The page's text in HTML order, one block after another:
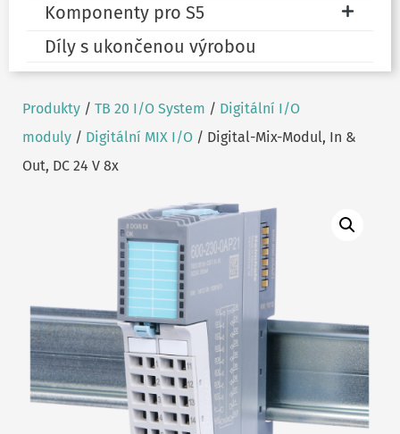
Komponenty pro S5
Díly s ukončenou výrobou
Produkty / TB 20 I/O System / Digitální I/O
moduly / Digitální MIX I/O / Digital-Mix-Modul, In &
Out, DC 24 V 8x